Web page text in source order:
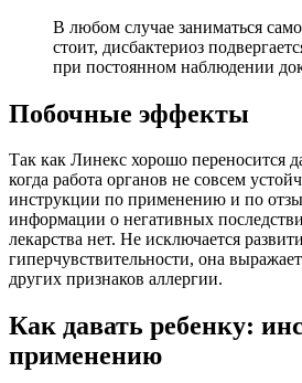
В любом случае заниматься
стоит, дисбактериоз
при постоянном наблюдении
Побочные эффекты
Так как Линекс хорошо переносится
когда работа органов не совсем
инструкции по применению и по
информации о негативных
лекарства нет. Не исключается
гиперчувствительности, она
других признаков аллергии.
Как давать ребенку:
применению